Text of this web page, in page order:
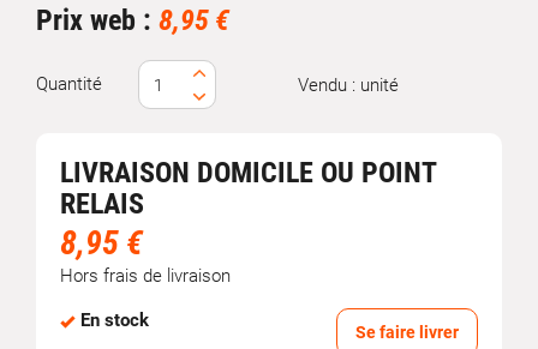
Prix web : 8,95 €
Quantité Vendu : unité
LIVRAISON DOMICILE OU POINT
RELAIS
8,95 €
Hors frais de livraison
En stock
Se faire livrer